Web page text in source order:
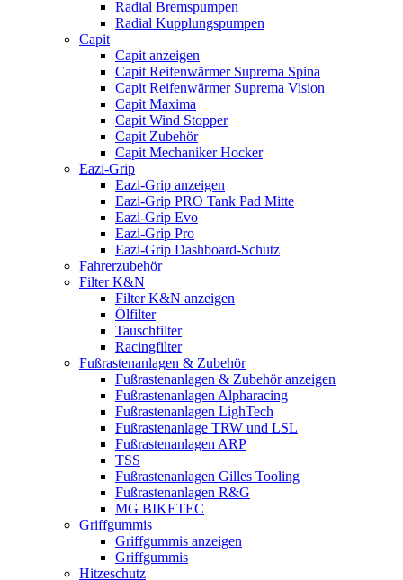
Radial Bremspumpen
Radial Kupplungspumpen
Capit
Capit anzeigen
Capit Reifenwärmer Suprema Spina
Capit Reifenwärmer Suprema Vision
Capit Maxima
Capit Wind Stopper
Capit Zubehör
Capit Mechaniker Hocker
Eazi-Grip
Eazi-Grip anzeigen
Eazi-Grip PRO Tank Pad Mitte
Eazi-Grip Evo
Eazi-Grip Pro
Eazi-Grip Dashboard-Schutz
Fahrerzubehör
Filter K&N
Filter K&N anzeigen
Ölfilter
Tauschfilter
Racingfilter
Fußrastenanlagen & Zubehör
Fußrastenanlagen & Zubehör anzeigen
Fußrastenanlagen Alpharacing
Fußrastenanlagen LighTech
Fußrastenanlage TRW und LSL
Fußrastenanlagen ARP
TSS
Fußrastenanlagen Gilles Tooling
Fußrastenanlagen R&G
MG BIKETEC
Griffgummis
Griffgummis anzeigen
Griffgummis
Hitzeschutz